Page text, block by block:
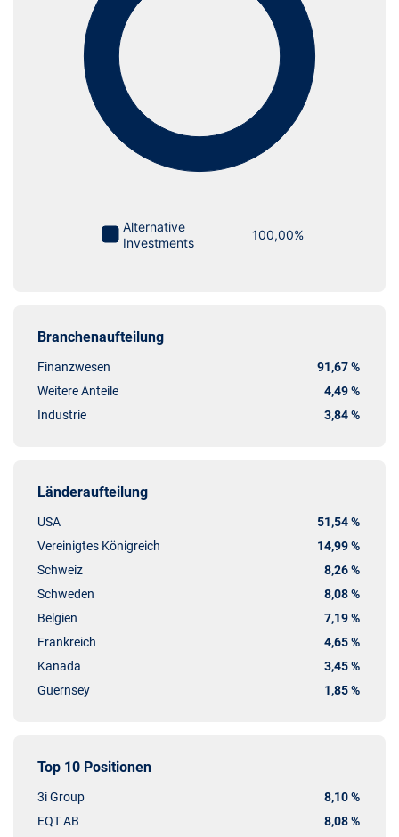
Branchenaufteilung
Finanzwesen
91,67 %
Weitere Anteile
4,49 %
Industrie
3,84 %
Länderaufteilung
USA
51,54 %
Vereinigtes Königreich
14,99 %
Schweiz
8,26 %
Schweden
8,08 %
Belgien
7,19 %
Frankreich
4,65 %
Kanada
3,45 %
Guernsey
1,85 %
Top 10 Positionen
3i Group
8,10 %
EQT AB
8,08 %